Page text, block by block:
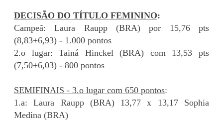
DECISÃO DO TÍTULO FEMININO:
Campeã: Laura Raupp (BRA) por 15,76 pts
(8,83+6,93) - 1.000 pontos
2.o lugar: Tainá Hinckel (BRA) com 13,53 pts
(7,50+6,03) - 800 pontos
SEMIFINAIS - 3.o lugar com 650 pontos:
1.a: Laura Raupp (BRA) 13,77 x 13,17 Sophia
Medina (BRA)